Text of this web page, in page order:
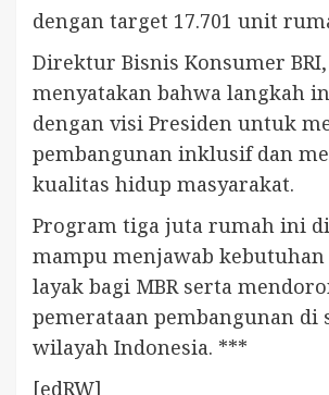
dengan target 17.701 unit
Direktur Bisnis Konsumer
menyatakan bahwa langkah
dengan visi Presiden untuk
pembangunan inklusif dan
kualitas hidup masyarakat.
Program tiga juta rumah ini
mampu menjawab
layak bagi MBR serta
pemerataan pembangunan di
wilayah Indonesia. ***
[edRW]